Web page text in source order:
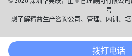
号
想了解精益生产咨询公司、管理、内训、
拨打电话